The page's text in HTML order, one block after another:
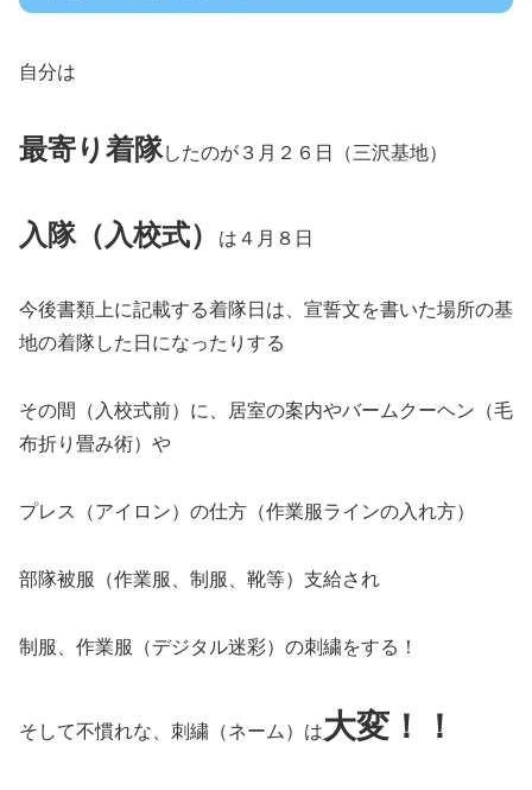
自分は
最寄り 着隊したのが３月２６日（三沢基地）
入隊（入校式） は４月８日
今後書類上に記載する着隊日は、宣誓文を書いた場所の基
地の着隊した日になったりする
その間（入校式前）に、居室の案内やバームクーヘン（毛
布折り畳み術）や
プレス（アイロン）の仕方（作業服ラインの入れ方）
部隊被服（作業服、制服、靴等）支給され
制服、作業服（デジタル迷彩）の刺繍をする！
そして不慣れな、刺繍（ネーム）は大変！！